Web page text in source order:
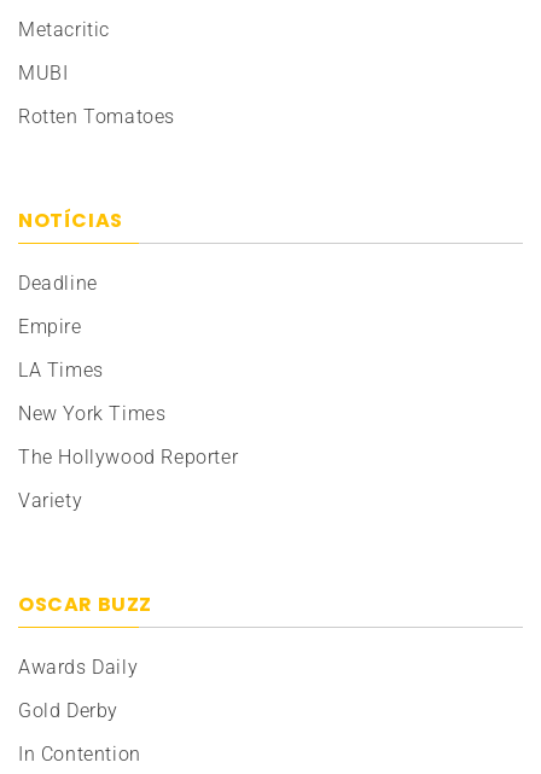
Metacritic
MUBI
Rotten Tomatoes
NOTÍCIAS
Deadline
Empire
LA Times
New York Times
The Hollywood Reporter
Variety
OSCAR BUZZ
Awards Daily
Gold Derby
In Contention